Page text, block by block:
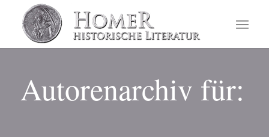
Autorenarchiv für: